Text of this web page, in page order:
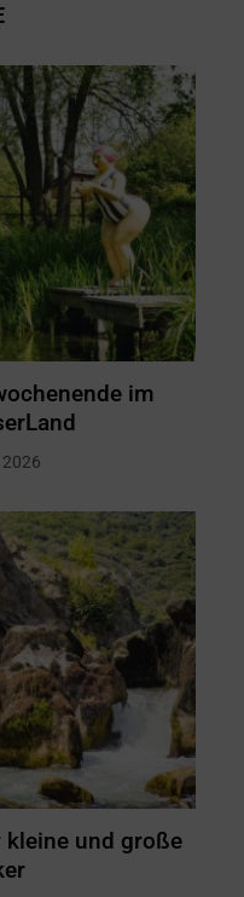
im
kleine und große